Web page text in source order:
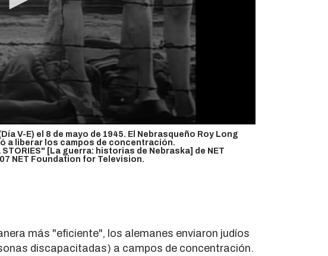
V-E) el 8 de mayo de 1945. El Nebrasqueño Roy Long
a liberar los campos de concentración.
STORIES" [La guerra: historias de Nebraska] de NET
NET Foundation for Television.
más "eficiente", los alemanes enviaron judíos
discapacitadas) a campos de concentración.